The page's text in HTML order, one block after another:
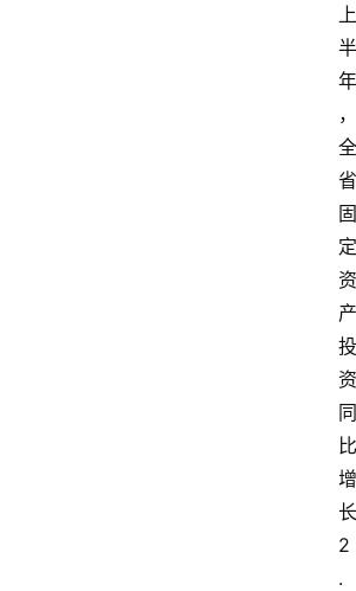
上
半
年
，
全
省
固
定
资
产
投
资
同
比
增
长
2
.